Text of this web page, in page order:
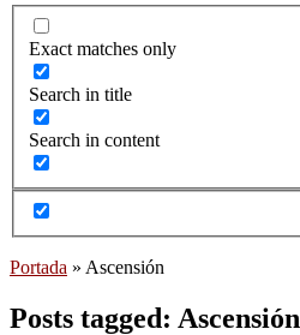
Exact matches only
Search in title
Search in content
Portada » Ascensión
Posts tagged: Ascensión